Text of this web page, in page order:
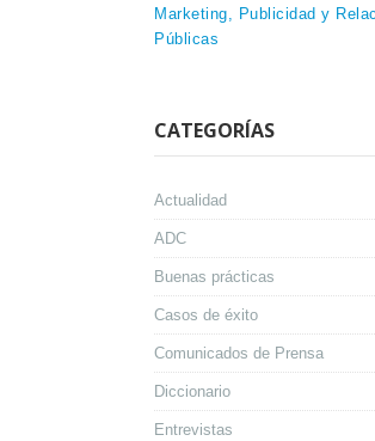
Marketing, Publicidad y
Públicas
CATEGORÍAS
Actualidad
ADC
Buenas prácticas
Casos de éxito
Comunicados de Prensa
Diccionario
Entrevistas